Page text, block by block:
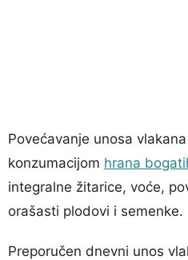
Povećavanje unosa
konzumacijom hrana
integralne žitarice, voće,
orašasti plodovi i semenke.
Preporučen dnevni unos